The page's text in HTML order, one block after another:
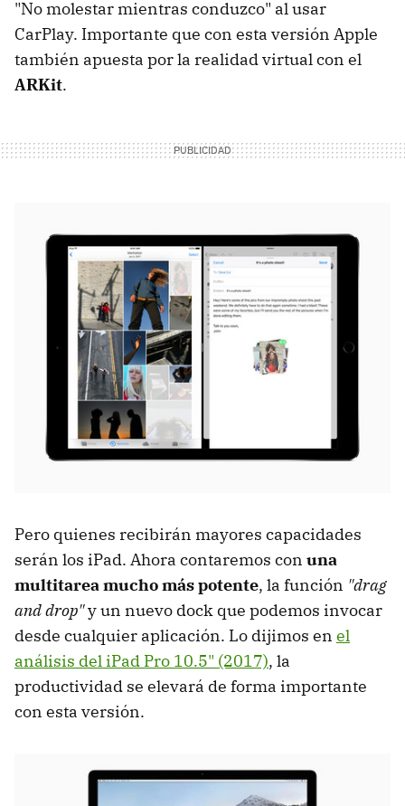
"No molestar mientras conduzco" al usar
CarPlay. Importante que con esta versión Apple
también apuesta por la realidad virtual con el
ARKit.
Pero quienes recibirán mayores capacidades
serán los iPad. Ahora contaremos con una
multitarea mucho más potente, la función "drag
and drop"y un nuevo dock que podemos invocar
desde cualquier aplicación. Lo dijimos en el
análisis del iPad Pro 10.5" (2017), la
productividad se elevará de forma importante
con esta versión.